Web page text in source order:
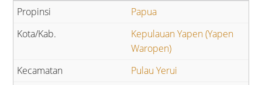
Papua
Kepulauan Yapen (Yapen
Waropen)
Pulau Yerui